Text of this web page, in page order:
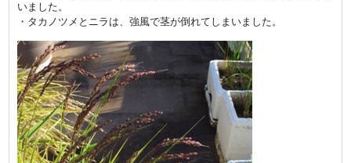
いました。
・タカノツメとニラは、強風で茎が倒れてしまいました。